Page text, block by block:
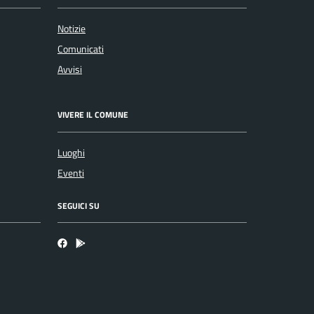
Notizie
Comunicati
Avvisi
VIVERE IL COMUNE
Luoghi
Eventi
SEGUICI SU
FacebookBosa inApp